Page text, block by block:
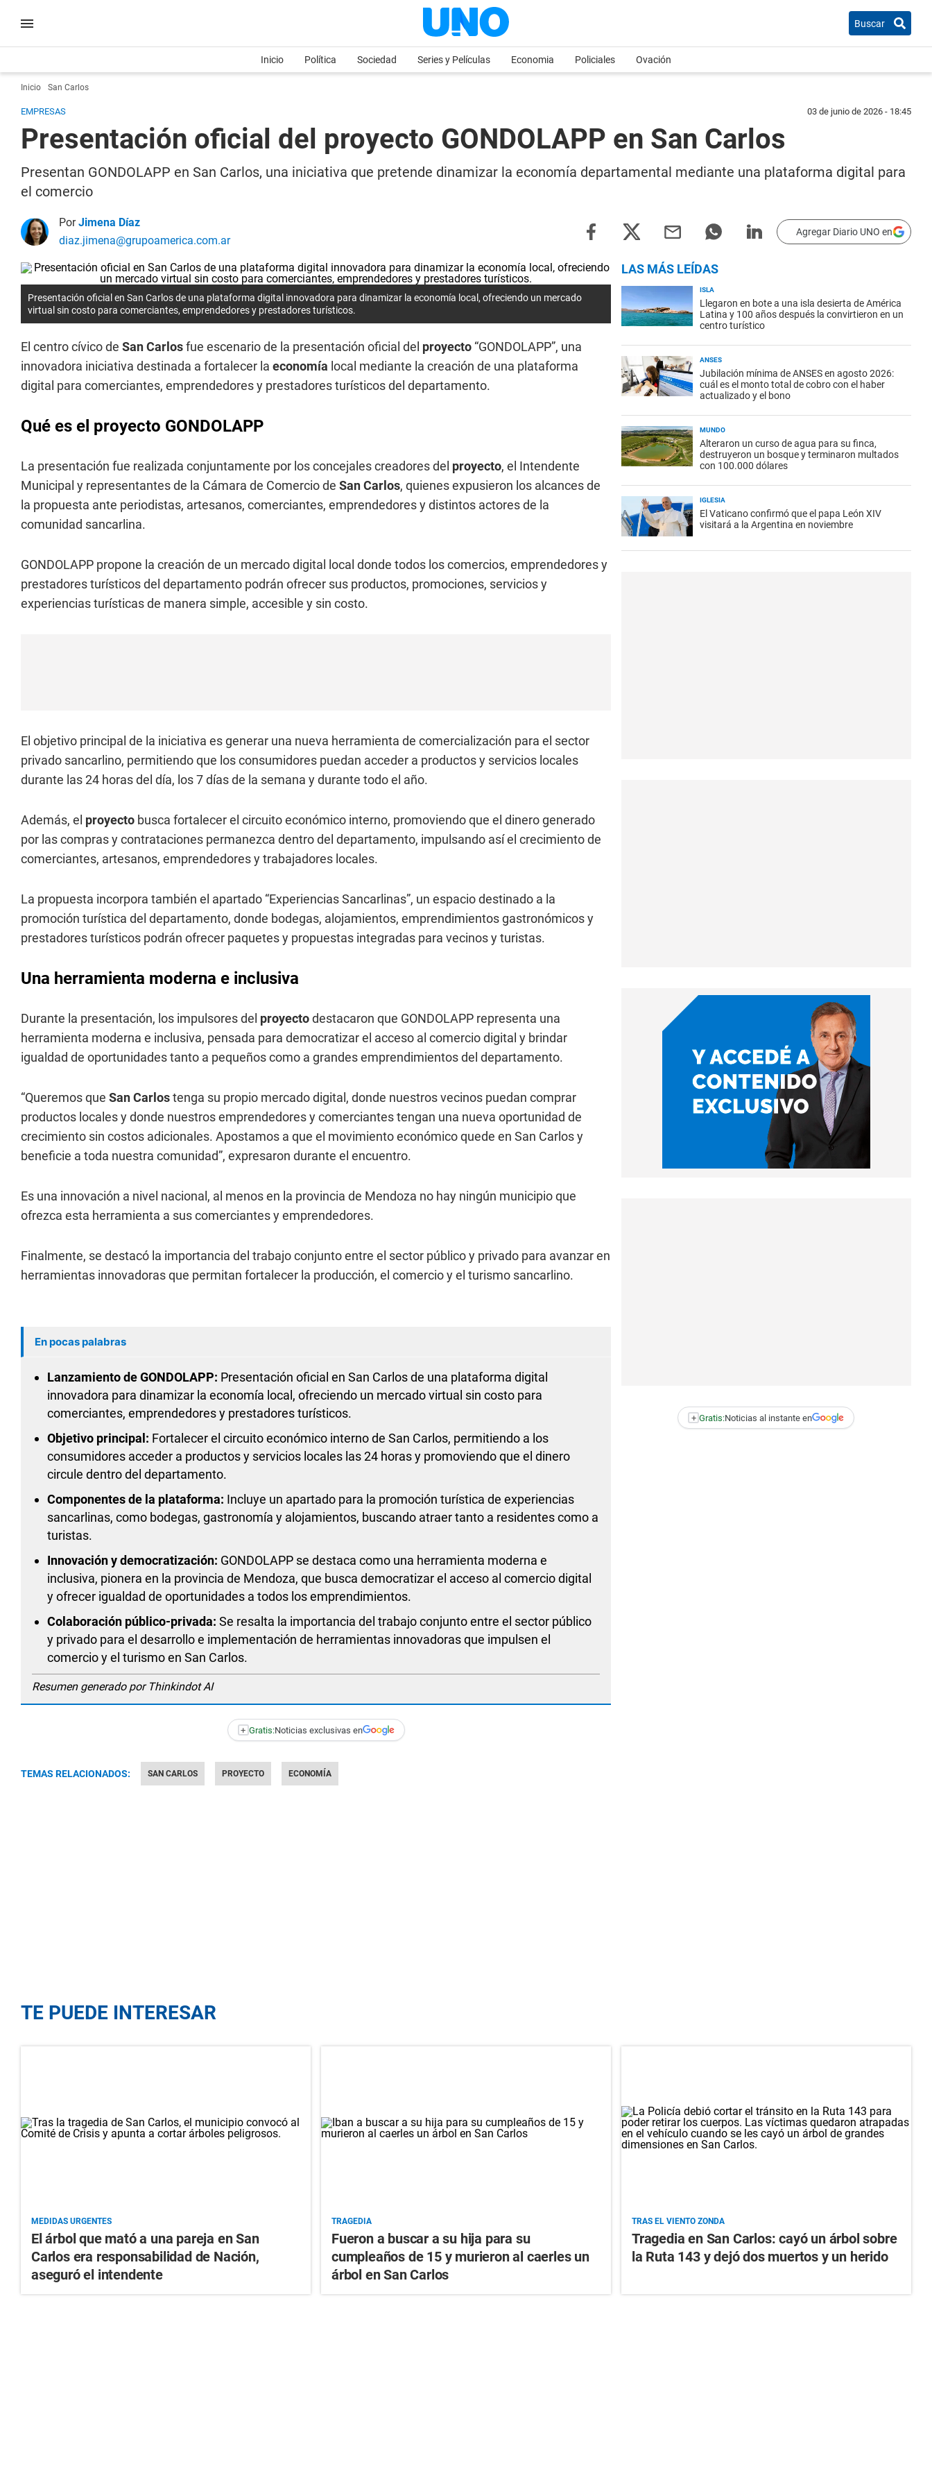
Buscar
Inicio Política Sociedad Series y Películas Economia Policiales Ovación
Inicio San Carlos
EMPRESAS 03 de junio de 2026 - 18:45
Presentación oficial del proyecto GONDOLAPP en San Carlos
Presentan GONDOLAPP en San Carlos, una iniciativa que pretende dinamizar la economía departamental mediante una plataforma digital para
el comercio
PorJimena Díaz
diaz.jimena@grupoamerica.com.ar
Agregar Diario UNO en
Presentación oficial en San Carlos de una plataforma digital innovadora para dinamizar la economía local, ofreciendo un mercado
virtual sin costo para comerciantes, emprendedores y prestadores turísticos.
El centro cívico de San Carlosfue escenario de la presentación oficial del proyecto “GONDOLAPP”, una
innovadora iniciativa destinada a fortalecer la economía local mediante la creación de una plataforma
digital para comerciantes, emprendedores y prestadores turísticos del departamento.
Qué es el proyecto GONDOLAPP
La presentación fue realizada conjuntamente por los concejales creadores del proyecto, el Intendente
Municipal y representantes de la Cámara de Comercio de San Carlos, quienes expusieron los alcances de
la propuesta ante periodistas, artesanos, comerciantes, emprendedores y distintos actores de la
comunidad sancarlina.
GONDOLAPP propone la creación de un mercado digital local donde todos los comercios, emprendedores y
prestadores turísticos del departamento podrán ofrecer sus productos, promociones, servicios y
experiencias turísticas de manera simple, accesible y sin costo.
El objetivo principal de la iniciativa es generar una nueva herramienta de comercialización para el sector
privado sancarlino, permitiendo que los consumidores puedan acceder a productos y servicios locales
durante las 24 horas del día, los 7 días de la semana y durante todo el año.
Además, el proyecto busca fortalecer el circuito económico interno, promoviendo que el dinero generado
por las compras y contrataciones permanezca dentro del departamento, impulsando así el crecimiento de
comerciantes, artesanos, emprendedores y trabajadores locales.
La propuesta incorpora también el apartado “Experiencias Sancarlinas”, un espacio destinado a la
promoción turística del departamento, donde bodegas, alojamientos, emprendimientos gastronómicos y
prestadores turísticos podrán ofrecer paquetes y propuestas integradas para vecinos y turistas.
Una herramienta moderna e inclusiva
Durante la presentación, los impulsores del proyectodestacaron que GONDOLAPP representa una
herramienta moderna e inclusiva, pensada para democratizar el acceso al comercio digital y brindar
igualdad de oportunidades tanto a pequeños como a grandes emprendimientos del departamento.
“Queremos que San Carlostenga su propio mercado digital, donde nuestros vecinos puedan comprar
productos locales y donde nuestros emprendedores y comerciantes tengan una nueva oportunidad de
crecimiento sin costos adicionales. Apostamos a que el movimiento económico quede en San Carlos y
beneficie a toda nuestra comunidad”, expresaron durante el encuentro.
Es una innovación a nivel nacional, al menos en la provincia de Mendoza no hay ningún municipio que
ofrezca esta herramienta a sus comerciantes y emprendedores.
Finalmente, se destacó la importancia del trabajo conjunto entre el sector público y privado para avanzar en
herramientas innovadoras que permitan fortalecer la producción, el comercio y el turismo sancarlino.
En pocas palabras
Lanzamiento de GONDOLAPP: Presentación oficial en San Carlos de una plataforma digital
innovadora para dinamizar la economía local, ofreciendo un mercado virtual sin costo para
comerciantes, emprendedores y prestadores turísticos.
Objetivo principal: Fortalecer el circuito económico interno de San Carlos, permitiendo a los
consumidores acceder a productos y servicios locales las 24 horas y promoviendo que el dinero
circule dentro del departamento.
Componentes de la plataforma: Incluye un apartado para la promoción turística de experiencias
sancarlinas, como bodegas, gastronomía y alojamientos, buscando atraer tanto a residentes como a
turistas.
Innovación y democratización: GONDOLAPP se destaca como una herramienta moderna e
inclusiva, pionera en la provincia de Mendoza, que busca democratizar el acceso al comercio digital
y ofrecer igualdad de oportunidades a todos los emprendimientos.
Colaboración público-privada: Se resalta la importancia del trabajo conjunto entre el sector público
y privado para el desarrollo e implementación de herramientas innovadoras que impulsen el
comercio y el turismo en San Carlos.
Resumen generado por Thinkindot AI
+ Gratis:Noticias exclusivas en
TEMAS RELACIONADOS: SAN CARLOS PROYECTO ECONOMÍA
LAS MÁS LEÍDAS
ISLA
Llegaron en bote a una isla desierta de América
Latina y 100 años después la convirtieron en un
centro turístico
ANSES
Jubilación mínima de ANSES en agosto 2026:
cuál es el monto total de cobro con el haber
actualizado y el bono
MUNDO
Alteraron un curso de agua para su finca,
destruyeron un bosque y terminaron multados
con 100.000 dólares
IGLESIA
El Vaticano confirmó que el papa León XIV
visitará a la Argentina en noviembre
+ Gratis:Noticias al instante en
TE PUEDE INTERESAR
MEDIDAS URGENTES
El árbol que mató a una pareja en San
Carlos era responsabilidad de Nación,
aseguró el intendente
TRAGEDIA
Fueron a buscar a su hija para su
cumpleaños de 15 y murieron al caerles un
árbol en San Carlos
TRAS EL VIENTO ZONDA
Tragedia en San Carlos: cayó un árbol sobre
la Ruta 143 y dejó dos muertos y un herido